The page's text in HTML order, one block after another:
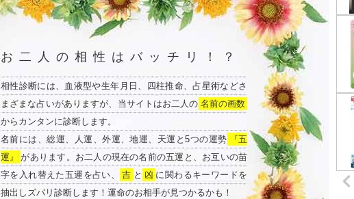
お二人の相性はバッチリ！？
相性診断には、血液型や生年月日、四柱推命、占星術などさ
まざまな占いがありますが、当サイトはお二人の 名前の画数
からカンタンに診断します。
名前には、総運、人運、外運、地運、天運と5つの運勢
『五
運』
があります。お二人の現在の名前の五運と、お互いの苗
字を入れ替えた五運を占い、
吉 と 凶 に関わるキーワードを
抽出しズバリ診断します！運命のお相手が見つかるかも！